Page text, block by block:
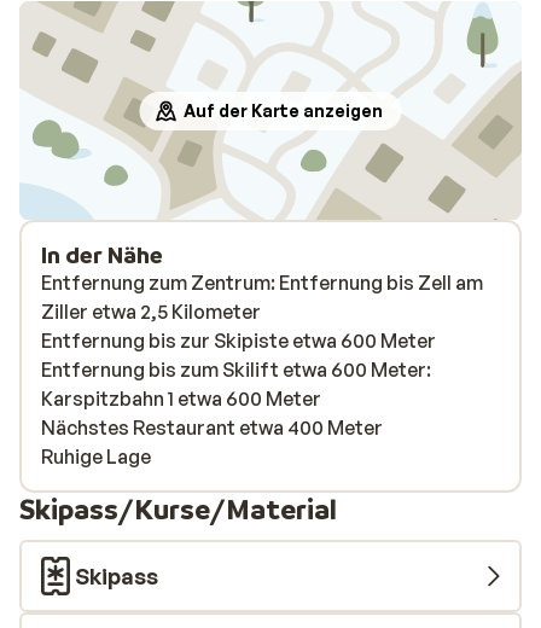
Auf der Karte anzeigen
In der Nähe
Entfernung zum Zentrum: Entfernung bis Zell am
Ziller etwa 2,5 Kilometer
Entfernung bis zur Skipiste etwa 600 Meter
Entfernung bis zum Skilift etwa 600 Meter:
Karspitzbahn 1 etwa 600 Meter
Nächstes Restaurant etwa 400 Meter
Ruhige Lage
Skipass/Kurse/Material
Skipass